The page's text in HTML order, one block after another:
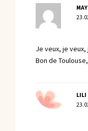
MAY
Je veux, je veux,
Bon de
LILI